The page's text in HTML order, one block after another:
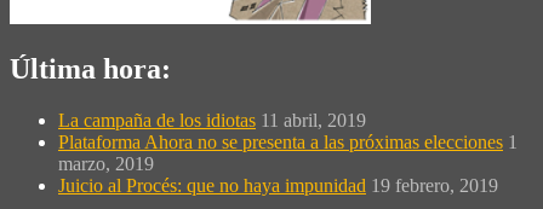
Última hora:
La campaña de los idiotas 11 abril, 2019
Plataforma Ahora no se presenta a las próximas elecciones 1
marzo, 2019
Juicio al Procés: que no haya impunidad 19 febrero, 2019